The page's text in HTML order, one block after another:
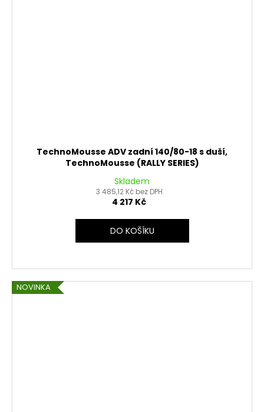
TechnoMousse ADV zadní 140/80-18 s duší,
TechnoMousse (RALLY SERIES)
Skladem
3 485,12 Kč bez DPH
4 217 Kč
DO KOŠÍKU
NOVINKA